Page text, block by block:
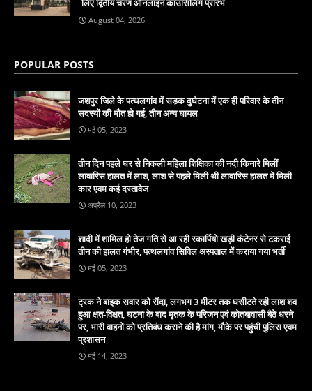
लिए द्वितीय चरण ऑनलाइन काउंसिलिंग प्रारंभ
August 04, 2026
POPULAR POSTS
जशपुर जिले के पत्थलगांव में सड़क दुर्घटना में एक ही परिवार के तीन
सदस्यों की मौत हो गई, तीन अन्य घायल
मई 05, 2023
तीन दिन पहले घर से निकली महिला शिक्षिका की नदी किनारे मिलीं
लावारिस हालत में लाश, लाश से पहले मिली थी लावारिस हालत में मिली
कार एवम कई दस्तावेज
अप्रैल 10, 2023
शादी में शामिल हो तेज गति से आ रही स्कार्पियो खड़ी कंटेनर से टकराई
तीन की हालत गंभीर, पत्थलगांव सिविल अस्पताल में कराया गया भर्ती
मई 05, 2023
ट्रक ने बाइक सवार को रौंदा, लगभग 3 मीटर तक घसीटते रही लाश शव
हुआ क्षत-विक्षत, घटना के बाद मृतक के परिजन एवं कोतबावासी बैठे धरने
पर, भारी वाहनों को प्रतिबंध कराने की है मांग, मौके पर पहुंची पुलिस एवम
प्रशासन
मई 14, 2023